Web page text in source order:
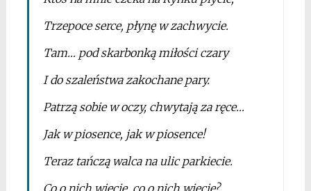
Trzepoce serce, płynę w zachwycie.
Tam… pod skarbonką miłości czary
I do szaleństwa zakochane pary.
Patrzą sobie w oczy, chwytają za ręce…
Jak w piosence, jak w piosence!
Teraz tańczą walca na ulic parkiecie.
Co o nich wiecie, co o nich wiecie?